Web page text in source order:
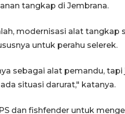
tangkap di Jembrana.
modernisasi alat tangkap
untuk perahu selerek.
sebagai alat pemandu, tapi
situasi darurat," katanya.
dan fishfender untuk